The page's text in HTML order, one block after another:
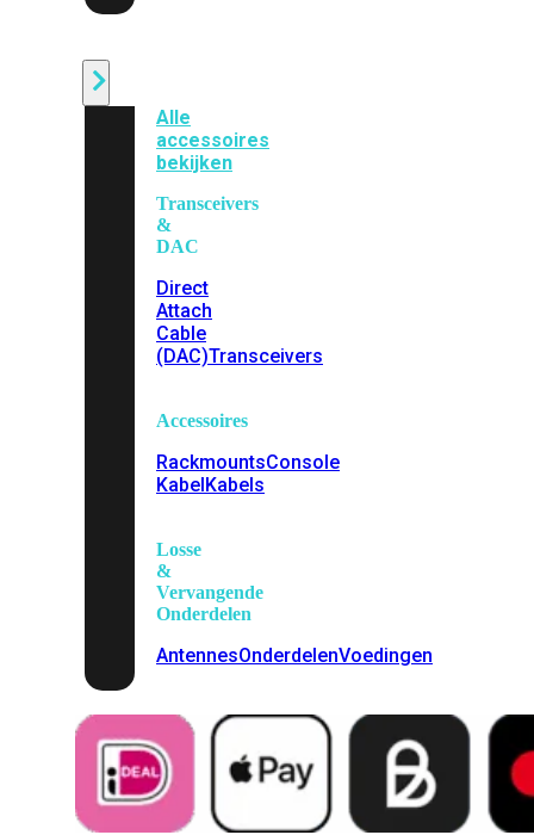
Alle
accessoires
bekijken
Transceivers
&
DAC
Direct
Attach
Cable
(DAC)Transceivers
Accessoires
RackmountsConsole
KabelKabels
Losse
&
Vervangende
Onderdelen
AntennesOnderdelenVoedingen